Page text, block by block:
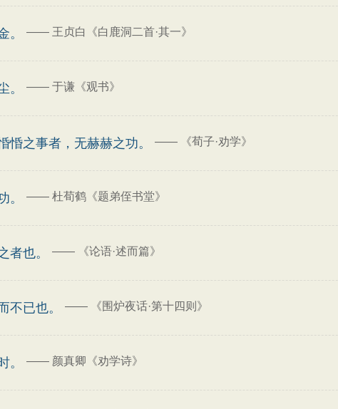
。 —— 王贞白《白鹿洞二首·其一》
。 —— 于谦《观书》
惛之事者，无赫赫之功。 —— 《荀子·劝学》
。 —— 杜荀鹤《题弟侄书堂》
者也。 —— 《论语·述而篇》
不已也。 —— 《围炉夜话·第十四则》
。 —— 颜真卿《劝学诗》